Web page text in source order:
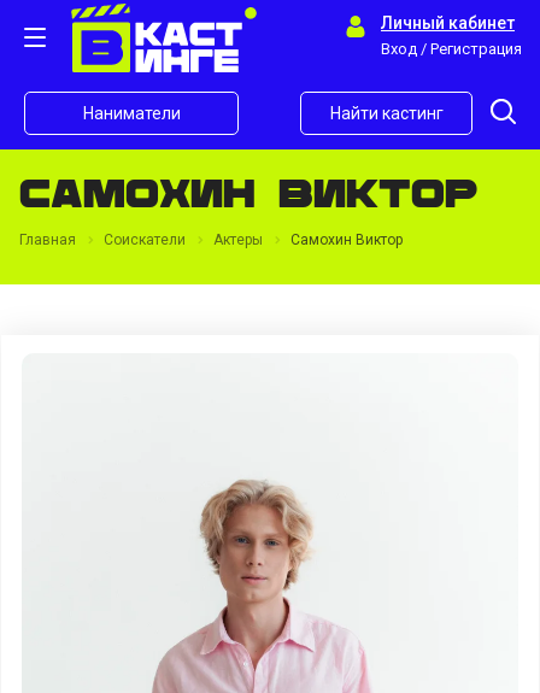
Личный кабинет
Вход / Регистрация
Наниматели Найти кастинг
Самохин Виктор
Главная Соискатели Актеры Самохин Виктор